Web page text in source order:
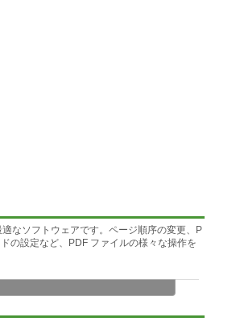
なソフトウェアです。ページ順序の変更、P
の設定など、PDF ファイルの様々な操作を
ーション)